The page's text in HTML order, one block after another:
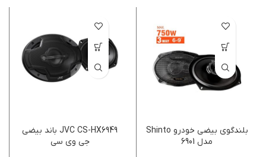
بلندگوی بیضی خودرو Shinto
مدل 6901
JVC CS-HX6949 باند بيضي
جي وي سي